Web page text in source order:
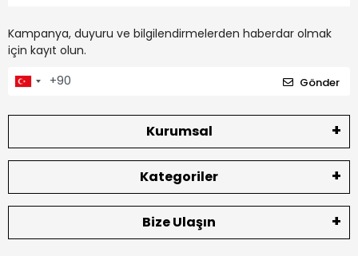
Kampanya, duyuru ve bilgilendirmelerden haberdar olmak
için kayıt olun.
Gönder
Kurumsal
Kategoriler
Bize Ulaşın